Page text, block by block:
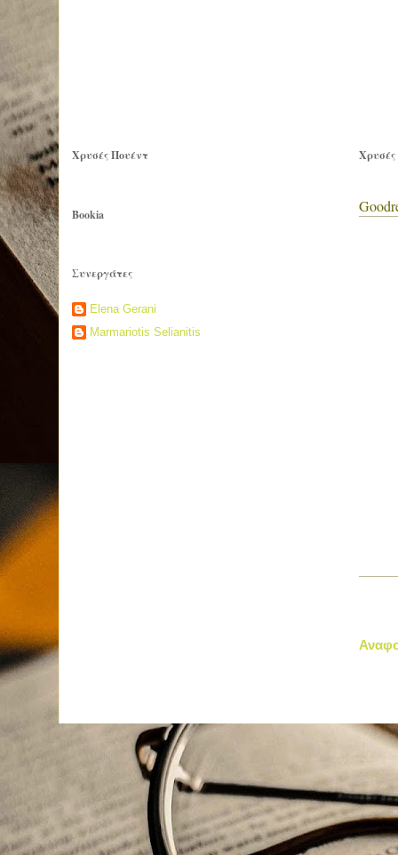
Χρυσές Πουέντ
Bookia
Συνεργάτες
Elena Gerani
Marmariotis Selianitis